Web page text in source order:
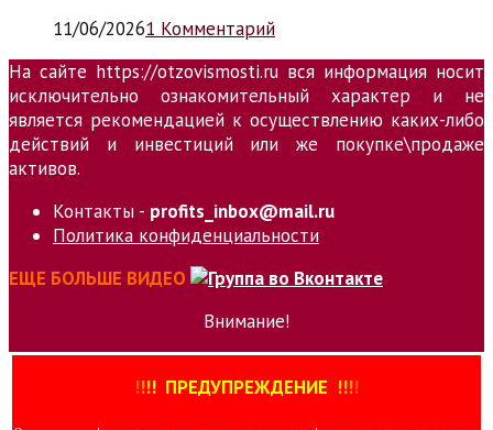
11/06/20261 Комментарий
На сайте https://otzovismosti.ru вся информация носит
исключительно ознакомительный характер и не
является рекомендацией к осуществлению каких-либо
действий и инвестиций или же покупке\продаже
активов.
Контакты - profits_inbox@mail.ru
Политика конфиденциальности
ЕЩЕ БОЛЬШЕ ВИДЕО
Внимание!
!!!! ПРЕДУПРЕЖДЕНИЕ !!!!